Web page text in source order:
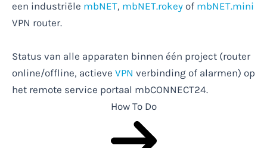
een industriële mbNET, mbNET.rokey of mbNET.mini
VPN router.
Status van alle apparaten binnen één project (router
online/offline, actieve VPN verbinding of alarmen) op
het remote service portaal mbCONNECT24.
How To Do